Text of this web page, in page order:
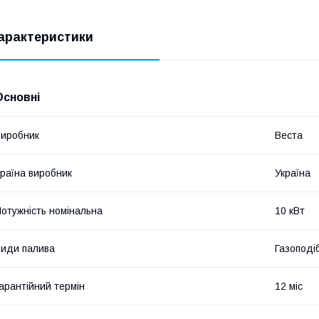
Веста
виробник Україна
номінальна 10 кВт
палива
термін 12 міс